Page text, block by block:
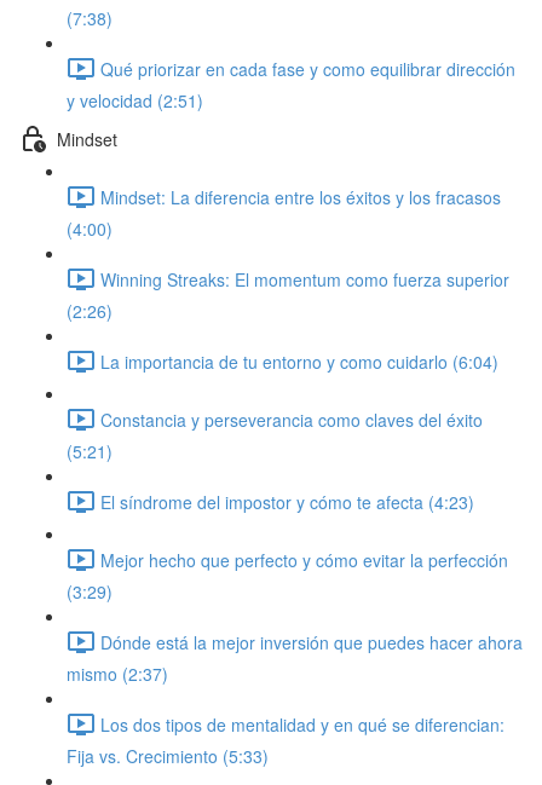
(7:38)
Qué priorizar en cada fase y como equilibrar dirección
y velocidad (2:51)
Mindset
Mindset: La diferencia entre los éxitos y los fracasos
(4:00)
Winning Streaks: El momentum como fuerza superior
(2:26)
La importancia de tu entorno y como cuidarlo (6:04)
Constancia y perseverancia como claves del éxito
(5:21)
El síndrome del impostor y cómo te afecta (4:23)
Mejor hecho que perfecto y cómo evitar la perfección
(3:29)
Dónde está la mejor inversión que puedes hacer ahora
mismo (2:37)
Los dos tipos de mentalidad y en qué se diferencian:
Fija vs. Crecimiento (5:33)